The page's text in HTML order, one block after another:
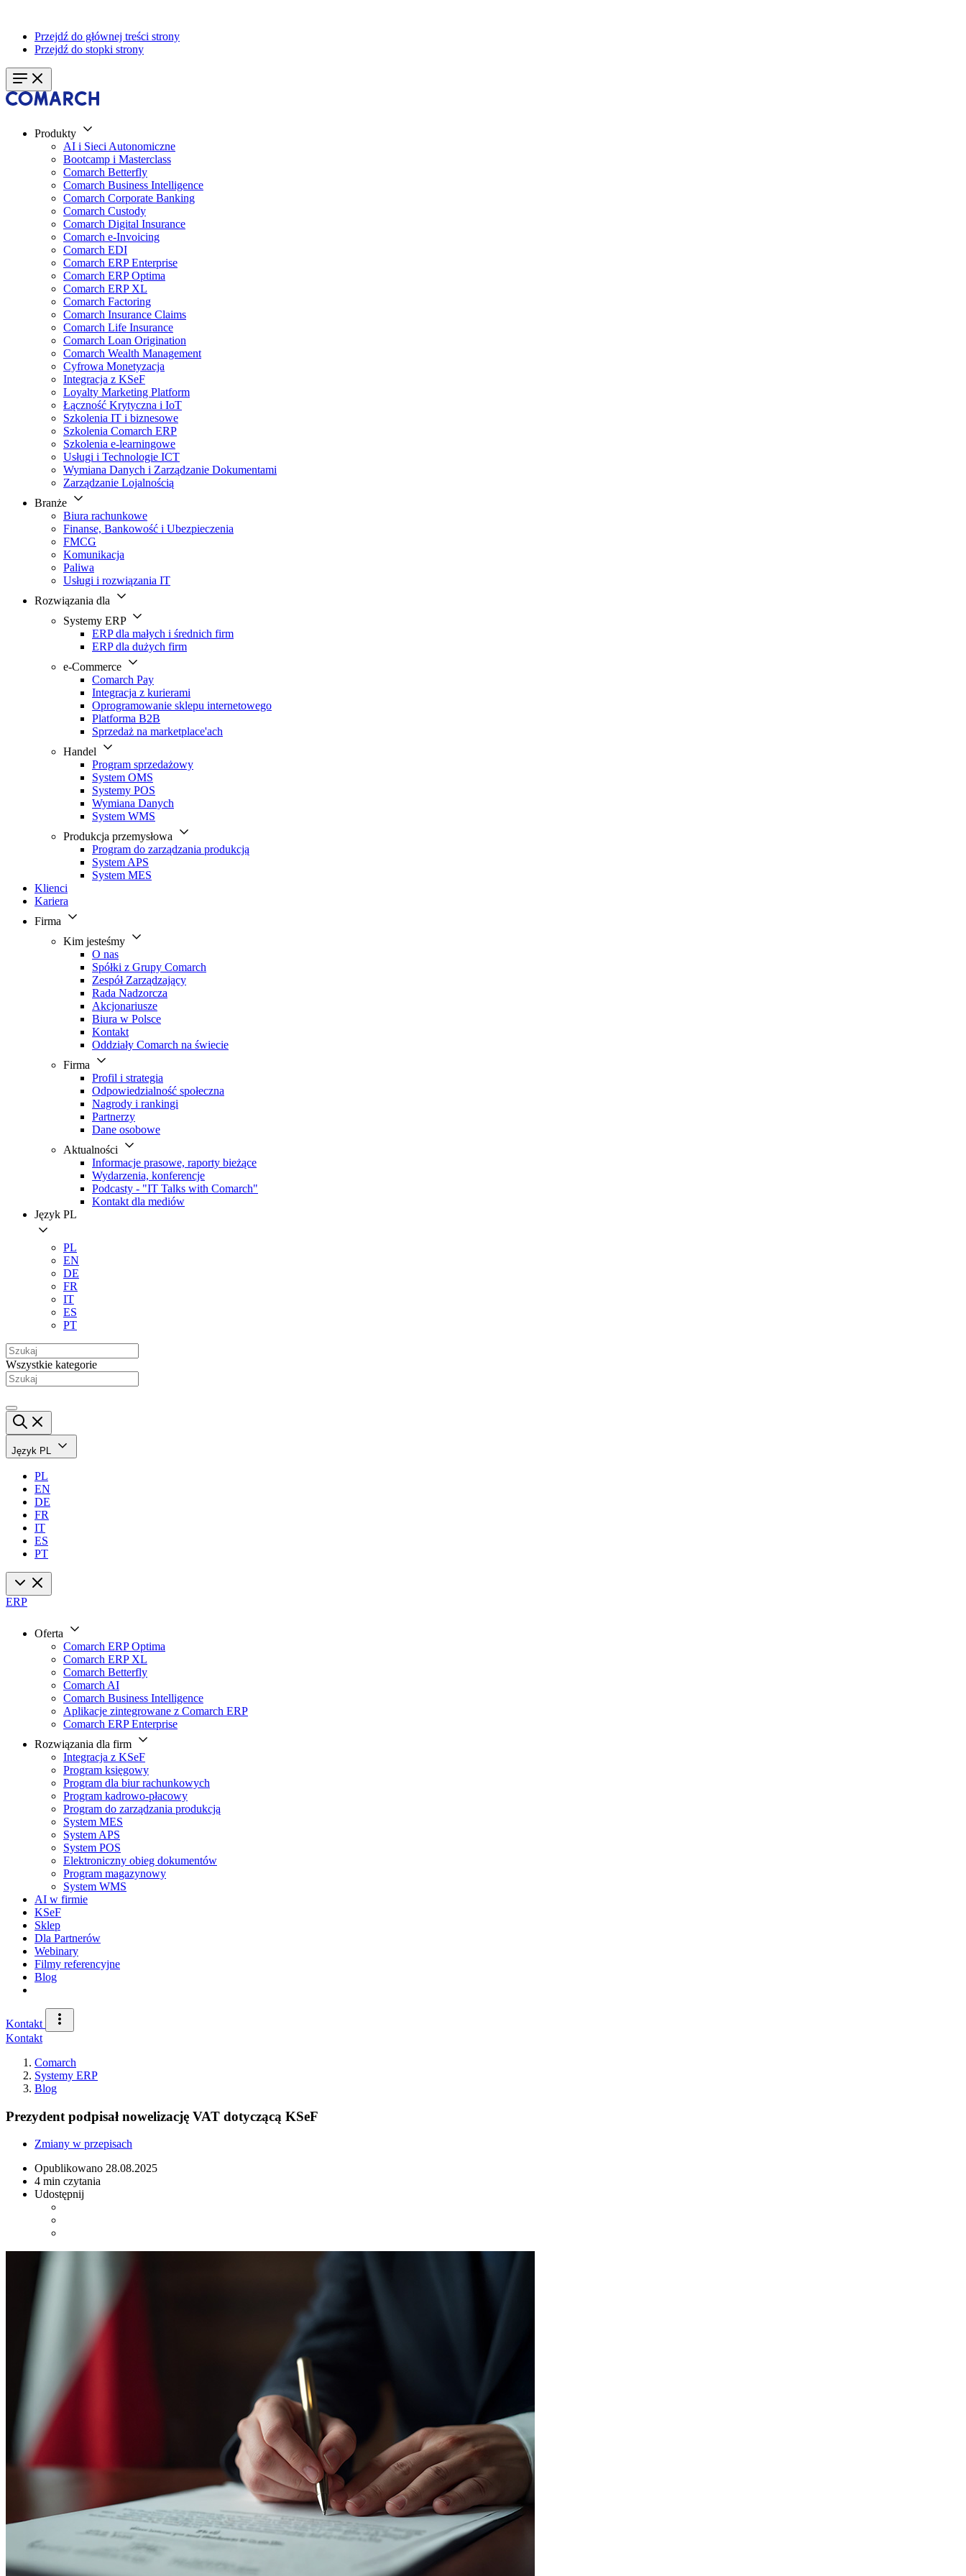
Przejdź do głównej treści strony
Przejdź do stopki strony
Produkty
AI i Sieci Autonomiczne
Bootcamp i Masterclass
Comarch Betterfly
Comarch Business Intelligence
Comarch Corporate Banking
Comarch Custody
Comarch Digital Insurance
Comarch e-Invoicing
Comarch EDI
Comarch ERP Enterprise
Comarch ERP Optima
Comarch ERP XL
Comarch Factoring
Comarch Insurance Claims
Comarch Life Insurance
Comarch Loan Origination
Comarch Wealth Management
Cyfrowa Monetyzacja
Integracja z KSeF
Loyalty Marketing Platform
Łączność Krytyczna i IoT
Szkolenia IT i biznesowe
Szkolenia Comarch ERP
Szkolenia e-learningowe
Usługi i Technologie ICT
Wymiana Danych i Zarządzanie Dokumentami
Zarządzanie Lojalnością
Branże
Biura rachunkowe
Finanse, Bankowość i Ubezpieczenia
FMCG
Komunikacja
Paliwa
Usługi i rozwiązania IT
Rozwiązania dla
Systemy ERP
ERP dla małych i średnich firm
ERP dla dużych firm
e-Commerce
Comarch Pay
Integracja z kurierami
Oprogramowanie sklepu internetowego
Platforma B2B
Sprzedaż na marketplace'ach
Handel
Program sprzedażowy
System OMS
Systemy POS
Wymiana Danych
System WMS
Produkcja przemysłowa
Program do zarządzania produkcją
System APS
System MES
Klienci
Kariera
Firma
Kim jesteśmy
O nas
Spółki z Grupy Comarch
Zespół Zarządzający
Rada Nadzorcza
Akcjonariusze
Biura w Polsce
Kontakt
Oddziały Comarch na świecie
Firma
Profil i strategia
Odpowiedzialność społeczna
Nagrody i rankingi
Partnerzy
Dane osobowe
Aktualności
Informacje prasowe, raporty bieżące
Wydarzenia, konferencje
Podcasty - "IT Talks with Comarch"
Kontakt dla mediów
Język PL
PL
EN
DE
FR
IT
ES
PT
Wszystkie kategorie
Język PL
PL
EN
DE
FR
IT
ES
PT
ERP
Oferta
Comarch ERP Optima
Comarch ERP XL
Comarch Betterfly
Comarch AI
Comarch Business Intelligence
Aplikacje zintegrowane z Comarch ERP
Comarch ERP Enterprise
Rozwiązania dla firm
Integracja z KSeF
Program księgowy
Program dla biur rachunkowych
Program kadrowo-płacowy
Program do zarządzania produkcją
System MES
System APS
System POS
Elektroniczny obieg dokumentów
Program magazynowy
System WMS
AI w firmie
KSeF
Sklep
Dla Partnerów
Webinary
Filmy referencyjne
Blog
Kontakt
Kontakt
Comarch
Systemy ERP
Blog
Prezydent podpisał nowelizację VAT dotyczącą KSeF
Zmiany w przepisach
Opublikowano 28.08.2025
4 min czytania
Udostępnij